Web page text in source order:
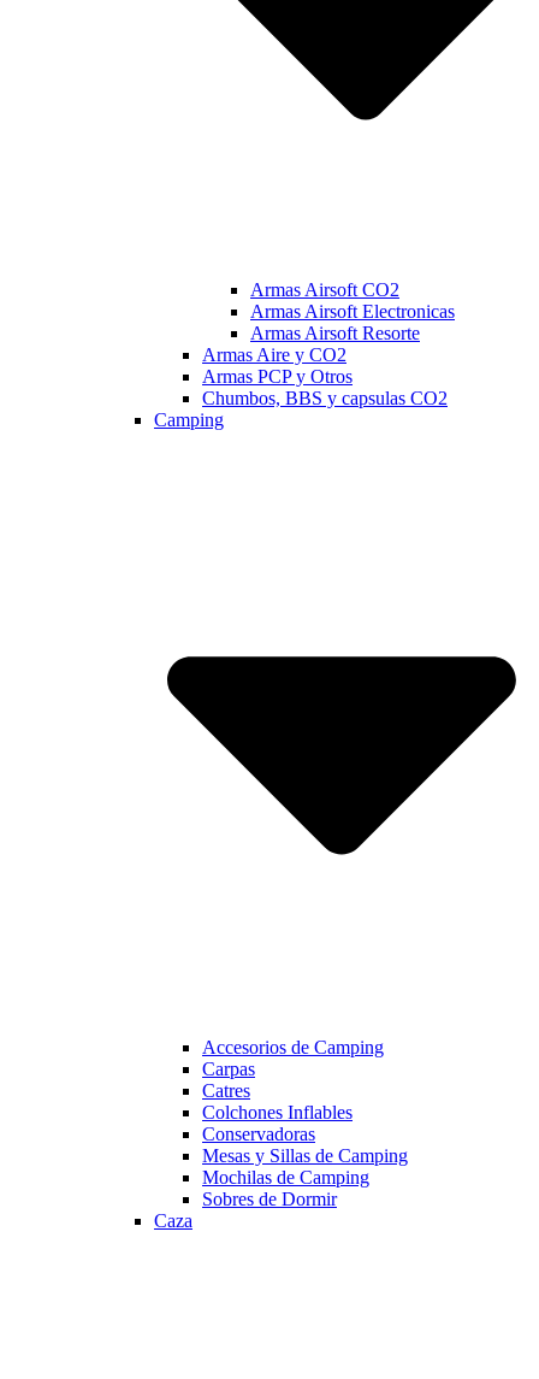
Armas Airsoft CO2
Armas Airsoft Electronicas
Armas Airsoft Resorte
Armas Aire y CO2
Armas PCP y Otros
Chumbos, BBS y capsulas CO2
Camping
Accesorios de Camping
Carpas
Catres
Colchones Inflables
Conservadoras
Mesas y Sillas de Camping
Mochilas de Camping
Sobres de Dormir
Caza